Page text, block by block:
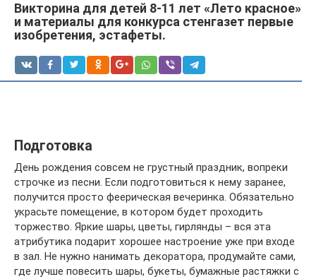
Викторина для детей 8-11 лет «Лето красное»
и материалы для конкурса стенгазет первые
изобретения, эстафеты.
Подготовка
День рождения совсем не грустный праздник, вопреки
строчке из песни. Если подготовиться к нему заранее,
получится просто феерическая вечеринка. Обязательно
украсьте помещение, в котором будет проходить
торжество. Яркие шары, цветы, гирлянды – вся эта
атрибутика подарит хорошее настроение уже при входе
в зал. Не нужно нанимать декоратора, продумайте сами,
где лучше повесить шары, букеты, бумажные растяжки с